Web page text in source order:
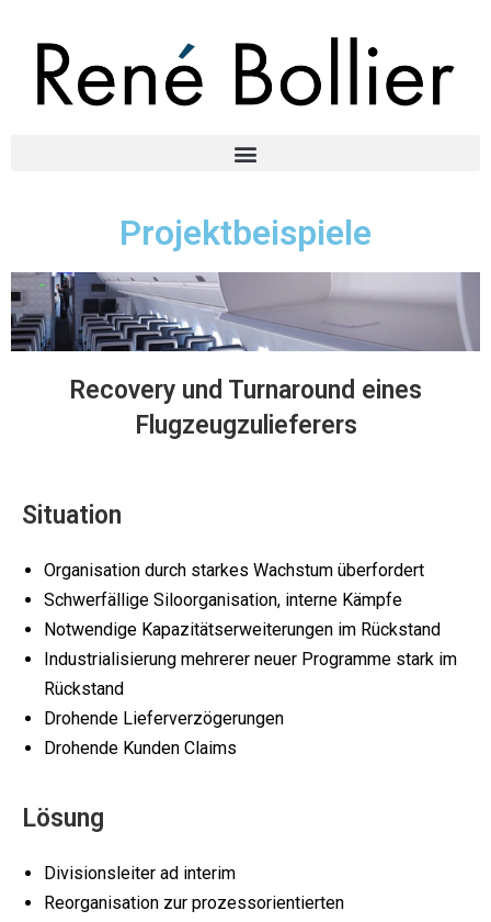
Projektbeispiele
Recovery und Turnaround eines
Flugzeugzulieferers
Situation
Organisation durch starkes Wachstum überfordert
Schwerfällige Siloorganisation, interne Kämpfe
Notwendige Kapazitätserweiterungen im Rückstand
Industrialisierung mehrerer neuer Programme stark im
Rückstand
Drohende Lieferverzögerungen
Drohende Kunden Claims
Lösung
Divisionsleiter ad interim
Reorganisation zur prozessorientierten